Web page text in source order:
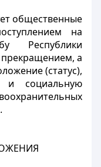
общественные
на
Республики
прекращением, а
(статус),
и социальную